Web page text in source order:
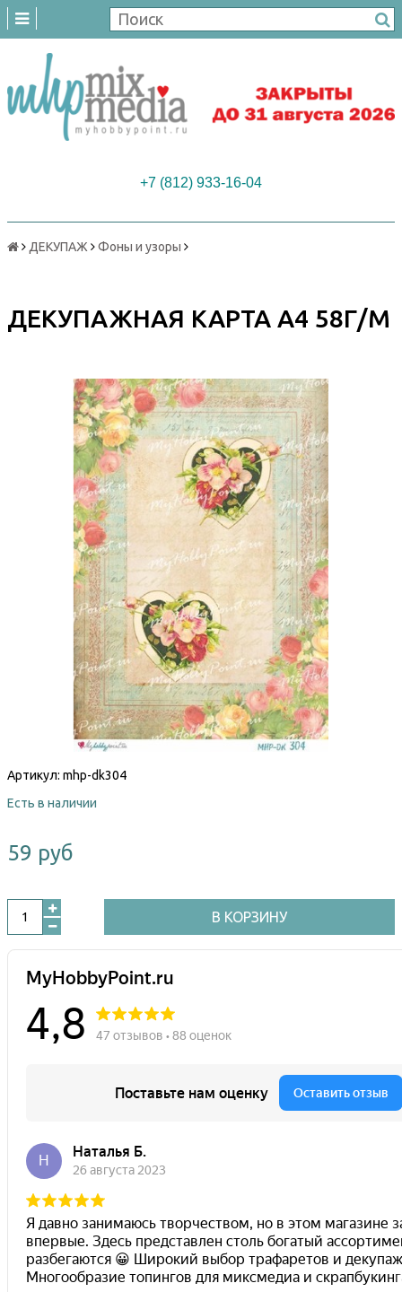
+7 (812) 933-16-04
ДЕКУПАЖ Фоны и узоры
ДЕКУПАЖНАЯ КАРТА А4 58Г/М
Артикул: mhp-dk304
Есть в наличии
59 руб
В КОРЗИНУ